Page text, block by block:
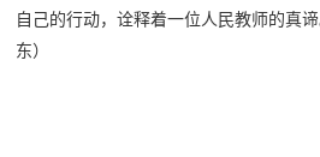
自己的行动，诠释着一位人民教师的真
东）